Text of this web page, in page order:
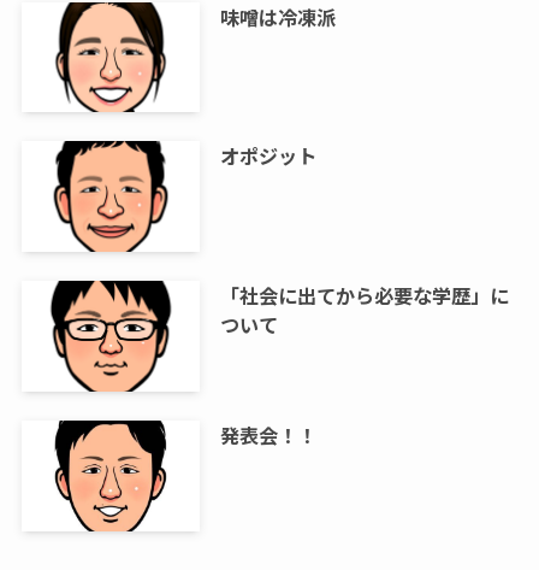
味噌は冷凍派
オポジット
「社会に出てから必要な学歴」に
ついて
発表会！！